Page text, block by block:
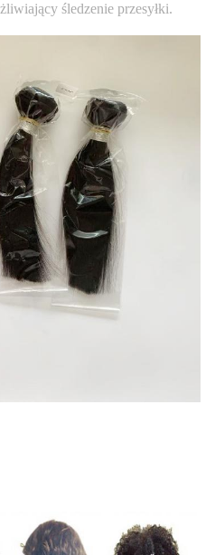
śledzenie przesyłki.